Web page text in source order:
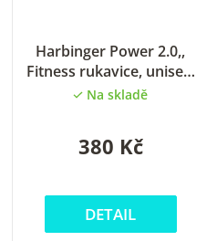
Harbinger Power 2.0,,
Fitness rukavice, unisex,
Aqua
Na skladě
380 Kč
DETAIL